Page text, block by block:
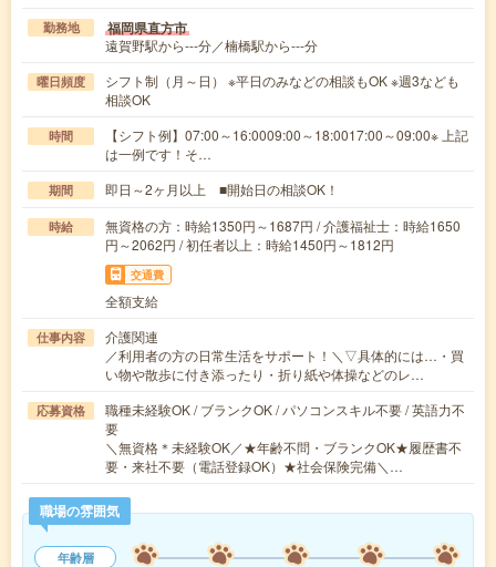
勤務地 福岡県直方市
遠賀野駅から---分／楠橋駅から---分
曜日頻度
シフト制（月～日） ※平日のみなどの相談もOK ※週3なども
相談OK
時間
【シフト例】07:00～16:0009:00～18:0017:00～09:00※ 上記
は一例です！そ…
期間 即日～2ヶ月以上 ■開始日の相談OK！
時給
無資格の方：時給1350円～1687円 / 介護福祉士：時給1650
円～2062円 / 初任者以上：時給1450円～1812円
交通費
全額支給
仕事内容
介護関連
／利用者の方の日常生活をサポート！＼▽具体的には…・買
い物や散歩に付き添ったり・折り紙や体操などのレ…
応募資格
職種未経験OK / ブランクOK / パソコンスキル不要 / 英語力不
要
＼無資格＊未経験OK／★年齢不問・ブランクOK★履歴書不
要・来社不要（電話登録OK）★社会保険完備＼…
職場の雰囲気
年齢層